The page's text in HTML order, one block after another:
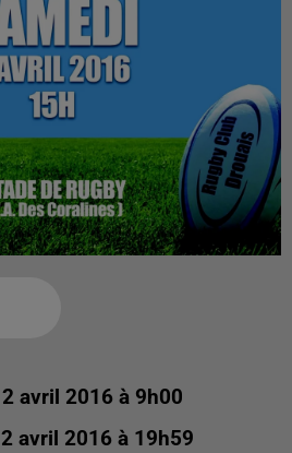
2 avril 2016 à 9h00
2 avril 2016 à 19h59